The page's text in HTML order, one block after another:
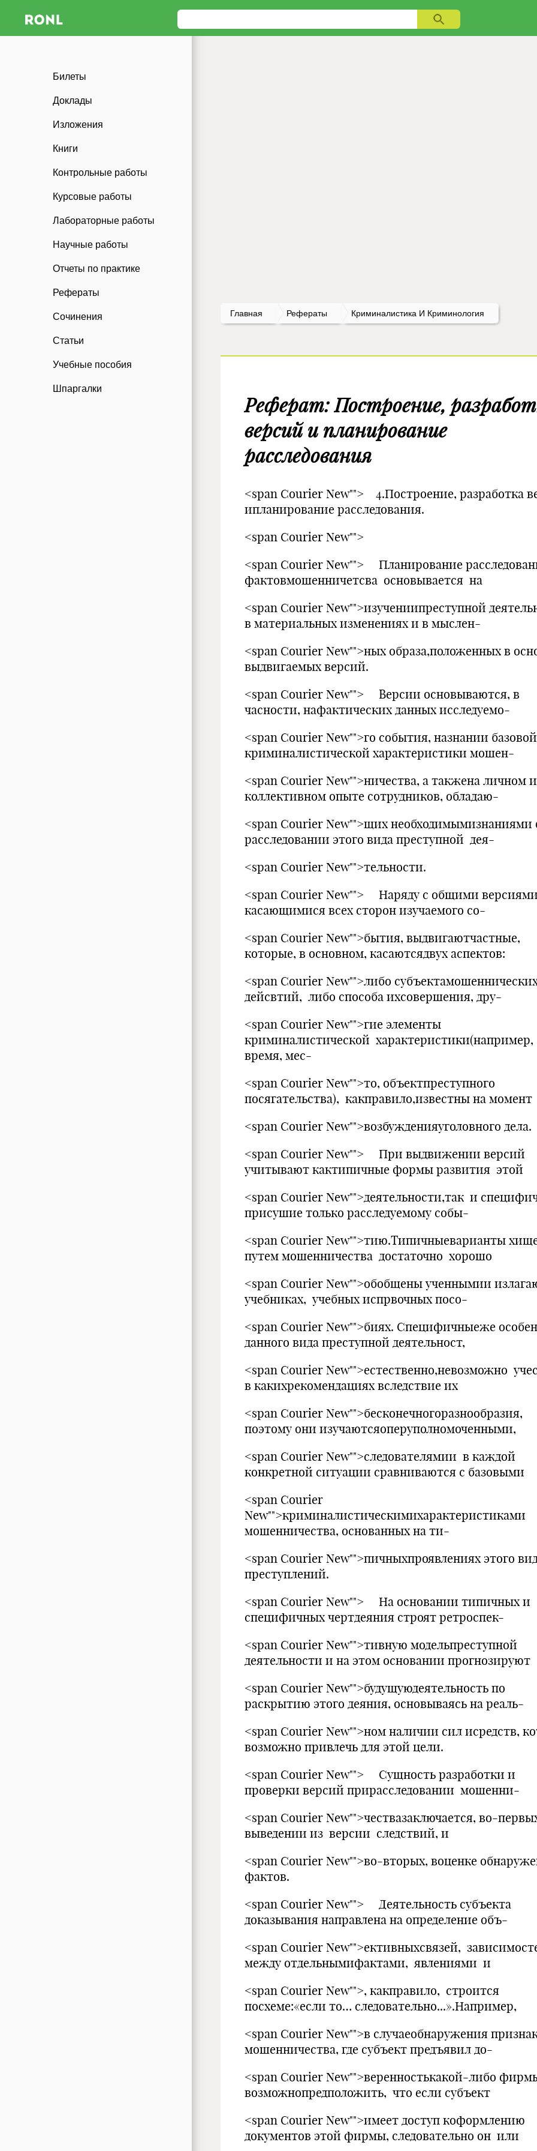
Билеты
Доклады
Изложения
Книги
Контрольные работы
Курсовые работы
Лабораторные работы
Научные работы
Отчеты по практике
Рефераты
Сочинения
Статьи
Учебные пособия
Шпаргалки
Главная Рефераты Криминалистика И Криминология
Реферат: Построение,
версий и планирование
расследования
<span Courier New""> 4.Построение, разработка
ипланирование расследования.
<span Courier New"">
<span Courier New""> Планирование
фактовмошенничетсва основывается на
<span Courier New"">изучениипреступной
в материальных изменениях и в мыслен-
<span Courier New"">ных образа,положенных в
выдвигаемых версий.
<span Courier New""> Версии основываются, в
часности, нафактических данных исследуемо-
<span Courier New"">го события, назнании базовой
криминалистической характеристики мошен-
<span Courier New"">ничества, а такжена личном и
коллективном опыте сотрудников, обладаю-
<span Courier New"">щих необходимымизнаниями
расследовании этого вида преступной дея-
<span Courier New"">тельности.
<span Courier New""> Наряду с общими
касающимися всех сторон изучаемого со-
<span Courier New"">бытия, выдвигаютчастные,
которые, в основном, касаютсядвух аспектов:
<span Courier New"">либо
дейсвтий, либо способа ихсовершения, дру-
<span Courier New"">гие элементы
криминалистической характеристики(например,
время, мес-
<span Courier New"">то, объектпреступного
посягательства), какправило,известны на момент
<span Courier New"">возбужденияуголовного дела.
<span Courier New""> При выдвижении версий
учитывают кактипичные формы развития этой
<span Courier New"">деятельности,так и
присушие только расследуемому собы-
<span Courier New"">тию.Типичныеварианты
путем мошенничества достаточно хорошо
<span Courier New"">обобщены ученнымии
учебниках, учебных испрвочных посо-
<span Courier New"">биях. Специфичныеже
данного вида преступной деятельност,
<span Courier New"">естественно,невозможно
в какихрекомендациях вследствие их
<span Courier New"">бесконечногоразнообразия,
поэтому они изучаютсяоперуполномоченными,
<span Courier New"">следователямии в каждой
конкретной ситуации сравниваются с базовыми
<span Courier
New"">криминалистическимихарактеристиками
мошенничества, основанных на ти-
<span Courier New"">пичныхпроявлениях этого
преступлений.
<span Courier New""> На основании типичных и
специфичных чертдеяния строят ретроспек-
<span Courier New"">тивную модельпреступной
деятельности и на этом основании прогнозируют
<span Courier New"">будущуюдеятельность по
раскрытию этого деяния, основываясь на реаль-
<span Courier New"">ном наличии сил исредств,
возможно привлечь для этой цели.
<span Courier New""> Сущность разработки и
проверки версий прирасследовании мошенни-
<span Courier New"">чествазаключается, во-
выведении из версии следствий, и
<span Courier New"">во-вторых, воценке
фактов.
<span Courier New""> Деятельность субъекта
доказывания направлена на определение объ-
<span Courier New"">ективныхсвязей,
между отдельнымифактами, явлениями и
<span Courier New"">, какправило, строится
посхеме:«если то… следовательно...».Например,
<span Courier New"">в случаеобнаружения
мошенничества, где субъект предъявил до-
<span Courier New"">веренностькакой-либо
возможнопредположить, что если субъект
<span Courier New"">имеет доступ коформлению
документов этой фирмы, следовательно он или